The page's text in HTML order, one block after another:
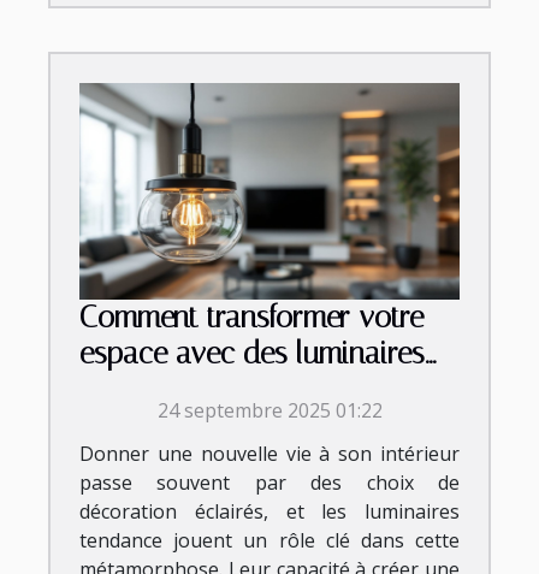
Comment transformer votre
espace avec des luminaires
24 septembre 2025 01:22
Donner une nouvelle vie à son intérieur
passe souvent par des choix de
décoration éclairés, et les luminaires
tendance jouent un rôle clé dans cette